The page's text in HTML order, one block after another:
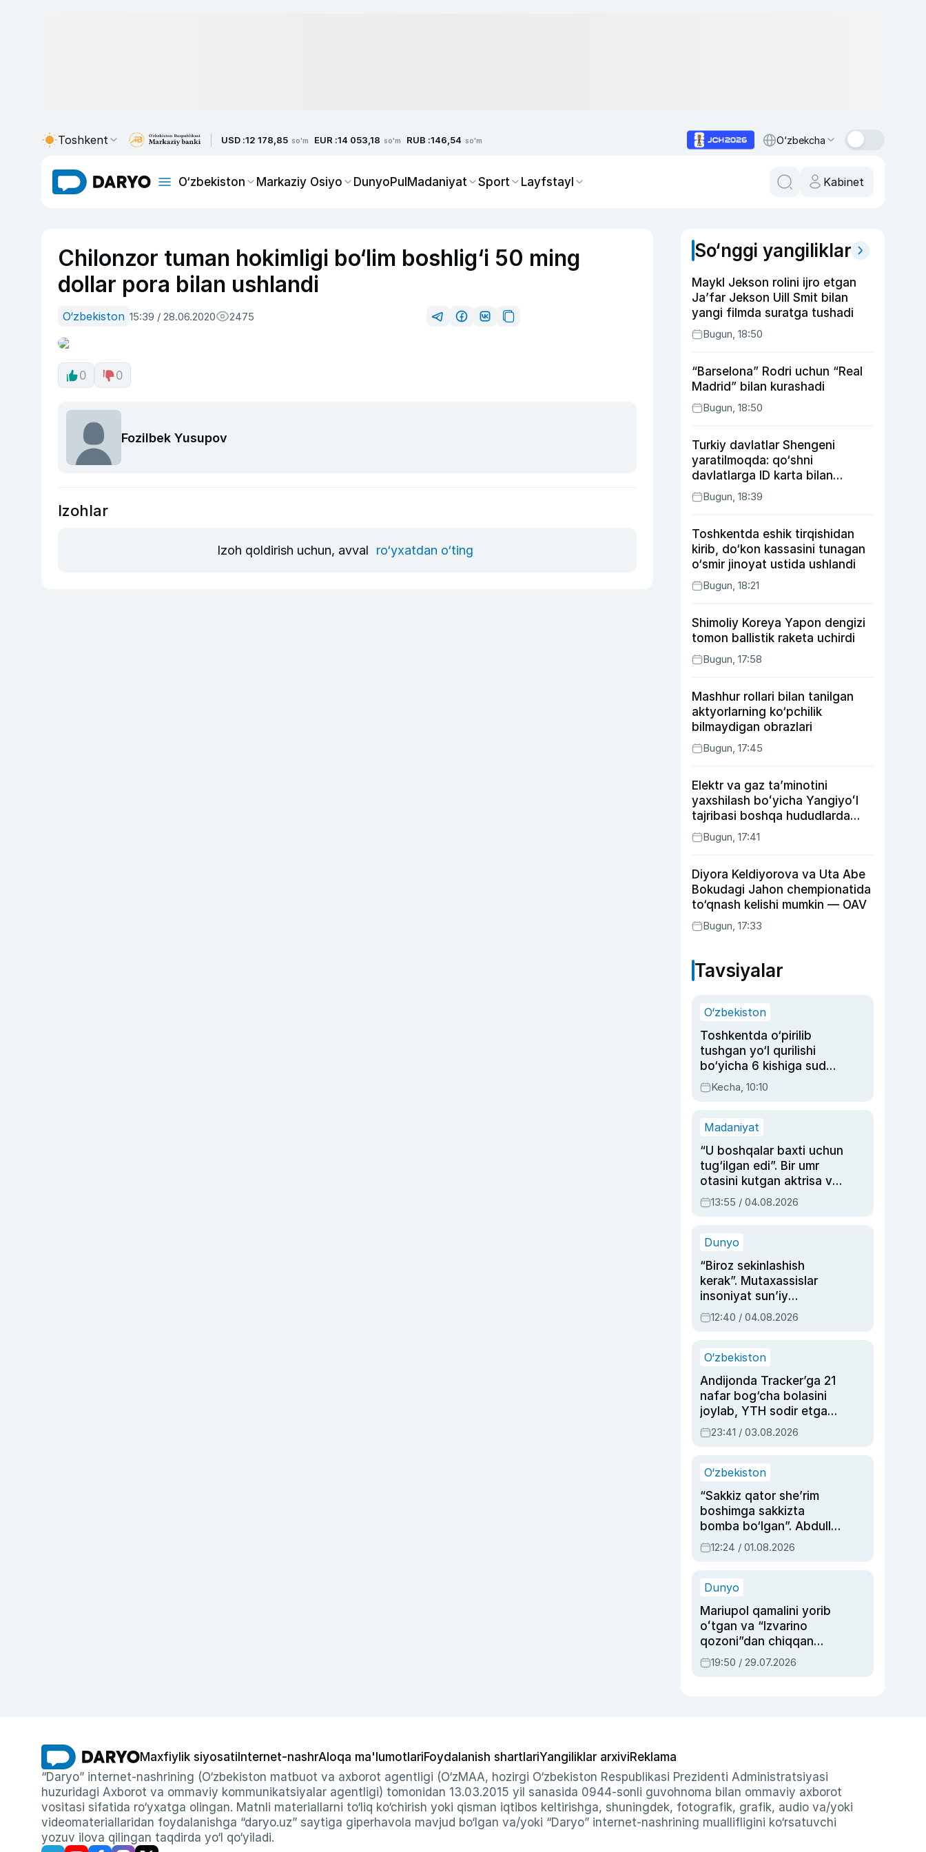
Toshkent USD :12 178,85 so'm EUR :14 053,18 so'm RUB :146,54 so'm O‘zbekcha
O‘zbekiston Markaziy Osiyo DunyoPulMadaniyat Sport Layfstayl Kabinet
Chilonzor tuman hokimligi bo‘lim boshlig‘i 50 ming
dollar pora bilan ushlandi
O‘zbekiston 15:39 / 28.06.2020 2475
0 0
Fozilbek Yusupov
Izohlar
Izoh qoldirish uchun, avval ro‘yxatdan o‘ting
So‘nggi yangiliklar
Maykl Jekson rolini ijro etgan
Ja’far Jekson Uill Smit bilan
yangi filmda suratga tushadi
Bugun, 18:50
“Barselona” Rodri uchun “Real
Madrid” bilan kurashadi
Bugun, 18:50
Turkiy davlatlar Shengeni
yaratilmoqda: qo‘shni
davlatlarga ID karta bilan
boriladi
Bugun, 18:39
Toshkentda eshik tirqishidan
kirib, do‘kon kassasini tunagan
o‘smir jinoyat ustida ushlandi
Bugun, 18:21
Shimoliy Koreya Yapon dengizi
tomon ballistik raketa uchirdi
Bugun, 17:58
Mashhur rollari bilan tanilgan
aktyorlarning ko‘pchilik
bilmaydigan obrazlari
Bugun, 17:45
Elektr va gaz taʼminotini
yaxshilash boʻyicha Yangiyoʻl
tajribasi boshqa hududlarda
ham joriy etiladi
Bugun, 17:41
Diyora Keldiyorova va Uta Abe
Bokudagi Jahon chempionatida
to‘qnash kelishi mumkin — OAV
Bugun, 17:33
Tavsiyalar
O‘zbekiston
Toshkentda o‘pirilib
tushgan yo‘l qurilishi
bo‘yicha 6 kishiga sud
hukmi o‘qildi
Kecha, 10:10
Madaniyat
“U boshqalar baxti uchun
tug‘ilgan edi”. Bir umr
otasini kutgan aktrisa va
dublyaj ustasi Rimma
Ahmedovaning
13:55 / 04.08.2026
Dunyo
“Biroz sekinlashish
kerak”. Mutaxassislar
insoniyat sun’iy
intellektni boshqara
olmay qolishidan xavotir
12:40 / 04.08.2026
O‘zbekiston
Andijonda Tracker’ga 21
nafar bog‘cha bolasini
joylab, YTH sodir etgan
ayolga sud hukmi o‘qildi
23:41 / 03.08.2026
O‘zbekiston
“Sakkiz qator she’rim
boshimga sakkizta
bomba bo‘lgan”. Abdulla
Oripovni siyosiy
ayblovlardan asrab
12:24 / 01.08.2026
Dunyo
Mariupol qamalini yorib
oʻtgan va “Izvarino
qozoni”dan chiqqan
qahramon — Ukraina
armiyasi bosh
19:50 / 29.07.2026
Maxfiylik siyosati Internet-nashrAloqa ma'lumotlariFoydalanish shartlariYangiliklar arxiviReklama
“Daryo” internet-nashrining (O‘zbekiston matbuot va axborot agentligi (O‘zMAA, hozirgi O‘zbekiston Respublikasi Prezidenti Administratsiyasi
huzuridagi Axborot va ommaviy kommunikatsiyalar agentligi) tomonidan 13.03.2015 yil sanasida 0944-sonli guvohnoma bilan ommaviy axborot
vositasi sifatida ro‘yxatga olingan. Matnli materiallarni to‘liq ko‘chirish yoki qisman iqtibos keltirishga, shuningdek, fotografik, grafik, audio va/yoki
videomateriallaridan foydalanishga “daryo.uz” saytiga giperhavola mavjud bo‘lgan va/yoki “Daryo” internet-nashrining muallifligini ko‘rsatuvchi
yozuv ilova qilingan taqdirda yo‘l qo‘yiladi.